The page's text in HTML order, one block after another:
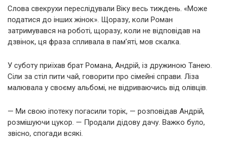
Слова свекрухи переслідували Віку весь тиждень. «Може
податися до інших жінок». Щоразу, коли Роман
затримувався на роботі, щоразу, коли не відповідав на
дзвінок, ця фраза спливала в пам’яті, мов скалка.
У суботу приїхав брат Романа, Андрій, із дружиною Танею.
Сіли за стіл пити чай, говорити про сімейні справи. Ліза
малювала у своєму альбомі, не відриваючись від олівців.
— Ми свою іпотеку погасили торік, — розповідав Андрій,
розмішуючи цукор. — Продали дідову дачу. Важко було,
звісно, спогади всякі.